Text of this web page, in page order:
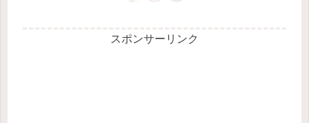
スポンサーリンク